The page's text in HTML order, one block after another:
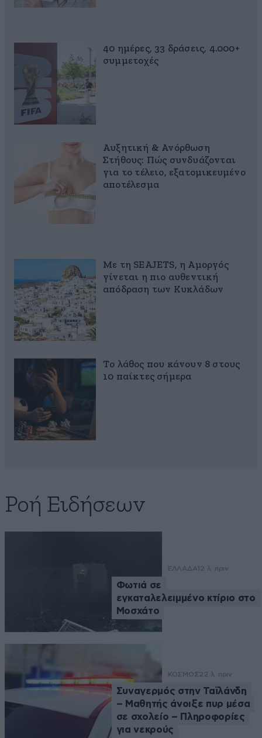
40 ημέρες, 33 δράσεις, 4.000+
συμμετοχές
Αυξητική & Ανόρθωση
Στήθους: Πώς συνδυάζονται
για το τέλειο, εξατομικευμένο
αποτέλεσμα
Με τη SEAJETS, η Αμοργός
γίνεται η πιο αυθεντική
απόδραση των Κυκλάδων
Το λάθος που κάνουν 8 στους
10 παίκτες σήμερα
Ροή Ειδήσεων
ΕΛΛΑΔΑ 12 λ. πριν
Φωτιά σε
εγκαταλελειμμένο κτίριο στο
Μοσχάτο
ΚΟΣΜΟΣ22 λ. πριν
Συναγερμός στην Ταϊλάνδη
– Μαθητής άνοιξε πυρ μέσα
σε σχολείο – Πληροφορίες
για νεκρούς